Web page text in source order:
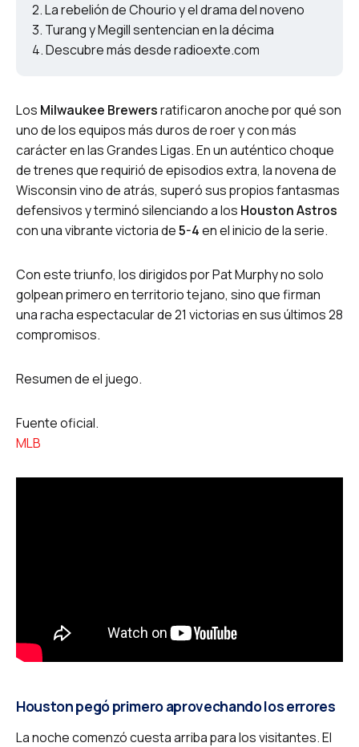
La rebelión de Chourio y el drama del noveno
Turang y Megill sentencian en la décima
Descubre más desde radioexte.com
Los Milwaukee Brewersratificaron anoche por qué son
uno de los equipos más duros de roer y con más
carácter en las Grandes Ligas. En un auténtico choque
de trenes que requirió de episodios extra, la novena de
Wisconsin vino de atrás, superó sus propios fantasmas
defensivos y terminó silenciando a los Houston Astros
con una vibrante victoria de5-4en el inicio de la serie.
Con este triunfo, los dirigidos por Pat Murphy no solo
golpean primero en territorio tejano, sino que firman
una racha espectacular de 21 victorias en sus últimos 28
compromisos.
Resumen de el juego.
Fuente oficial.
MLB
Houston pegó primero aprovechando los errores
La noche comenzó cuesta arriba para los visitantes. El